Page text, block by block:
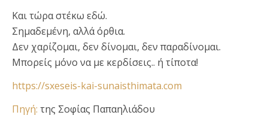
Και τώρα στέκω εδώ.
Σημαδεμένη, αλλά όρθια.
Δεν χαρίζομαι, δεν δίνομαι, δεν παραδίνομαι.
Μπορείς μόνο να με κερδίσεις.. ή τίποτα!
https://sxeseis-kai-sunaisthimata.com
Πηγή: της Σοφίας Παπαηλιάδου